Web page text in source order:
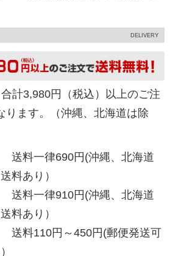
DELIVERY
計3,980円（税込）以上のご注
ります。（沖縄、北海道は除
一律690円(沖縄、北海道
料あり）
一律910円(沖縄、北海道
料あり）
円～450円(郵便発送可